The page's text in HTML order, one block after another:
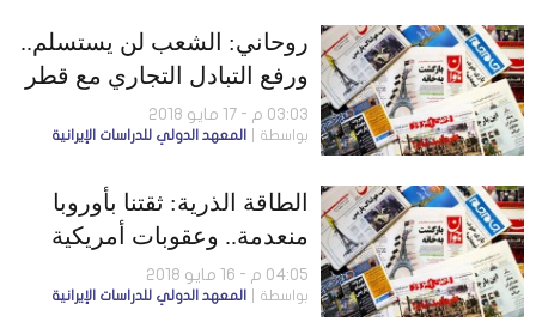
روحاني: الشعب لن يستسلم..
ورفع التبادل التجاري مع قطر
إلى مليار دولار
03:03 م - 17 مايو 2018
بواسطة المعهد الدولي للدراسات الإيرانية
الطاقة الذرية: ثقتنا بأوروبا
منعدمة.. وعقوبات أمريكية
على رئيس البنك المركزي
04:05 م - 16 مايو 2018
بواسطة المعهد الدولي للدراسات الإيرانية